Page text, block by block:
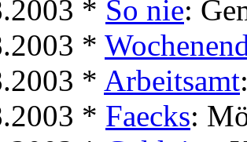
* So nie:
*
* Arbeitsamt
* Faecks: